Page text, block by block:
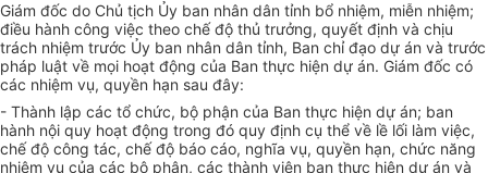
Giám đốc do Chủ tịch Ủy ban nhân dân tỉnh bổ nhiệm, miễn nhiệm;
điều hành công việc theo chếđộ thủ trưởng, quyết định và chịu
trách nhiệm trước Ủy ban nhân dân tỉnh, Ban chỉ đạo dự án và trước
pháp luật về mọi hoạt động của Ban thực hiện dự án. Giám đốc có
các nhiệm vụ, quyền hạn sau đây:
- Thành lập các tổ chức, bộ phận của Ban thực hiện dự án; ban
hành nội quy hoạt động trong đó quy định cụ thể về lề lối làm việc,
chế độ công tác, chế độ báo cáo, nghĩa vụ, quyền hạn, chức năng
nhiệm vụ của các bộ phận, các thành viên ban thực hiện dự án và